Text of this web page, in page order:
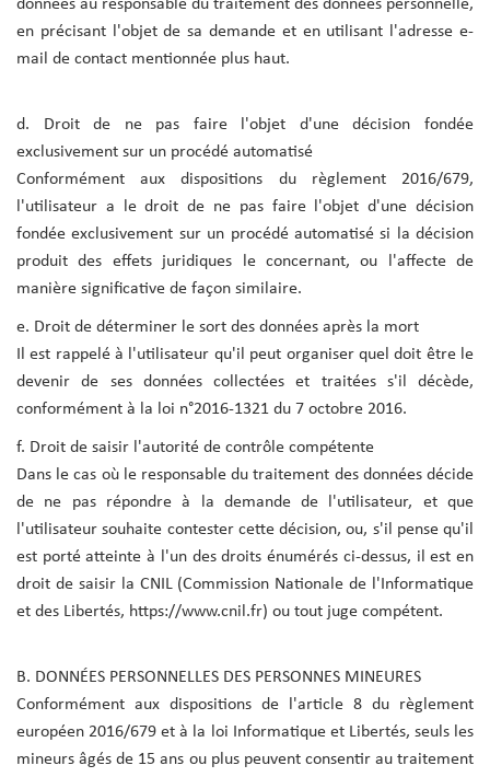
données au responsable du traitement des données personnelle,
en précisant l'objet de sa demande et en utilisant l'adresse e-
mail de contact mentionnée plus haut.
d. Droit de ne pas faire l'objet d'une décision fondée
exclusivement sur un procédé automatisé
Conformément aux dispositions du règlement 2016/679,
l'utilisateur a le droit de ne pas faire l'objet d'une décision
fondée exclusivement sur un procédé automatisé si la décision
produit des effets juridiques le concernant, ou l'affecte de
manière significative de façon similaire.
e. Droit de déterminer le sort des données après la mort
Il est rappelé à l'utilisateur qu'il peut organiser quel doit être le
devenir de ses données collectées et traitées s'il décède,
conformément à la loi n°2016-1321 du 7 octobre 2016.
f. Droit de saisir l'autorité de contrôle compétente
Dans le cas où le responsable du traitement des données décide
de ne pas répondre à la demande de l'utilisateur, et que
l'utilisateur souhaite contester cette décision, ou, s'il pense qu'il
est porté atteinte à l'un des droits énumérés ci-dessus, il est en
droit de saisir la CNIL (Commission Nationale de l'Informatique
et des Libertés, https://www.cnil.fr) ou tout juge compétent.
B. DONNÉES PERSONNELLES DES PERSONNES MINEURES
Conformément aux dispositions de l'article 8 du règlement
européen 2016/679 et à la loi Informatique et Libertés, seuls les
mineurs âgés de 15 ans ou plus peuvent consentir au traitement